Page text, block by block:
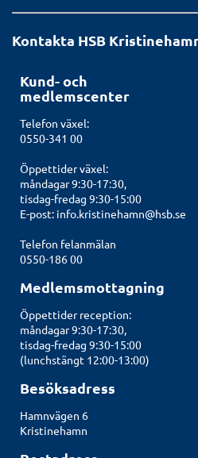
Kontakta HSB
Kund- och
medlemscenter
Telefon växel:
0550-341 00
Öppettider växel:
måndagar 9:30-17:30,
tisdag-fredag 9:30-15:00
E-post: info.kristinehamn@hsb.se
Telefon felanmälan
0550-186 00
Medlemsmottagning
Öppettider reception:
måndagar 9:30-17:30,
tisdag-fredag 9:30-15:00
(lunchstängt 12:00-13:00)
Besöksadress
Hamnvägen 6
Kristinehamn